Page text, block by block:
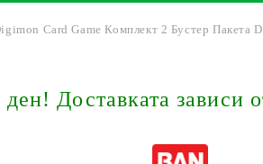
YU-GI-OH! TCG
LIGHT NOVEL
THE GATHERING
АНИМЕ ФИГУРКИ
Card Game Комплект 2 Бустер Пакета
Доставката зависи